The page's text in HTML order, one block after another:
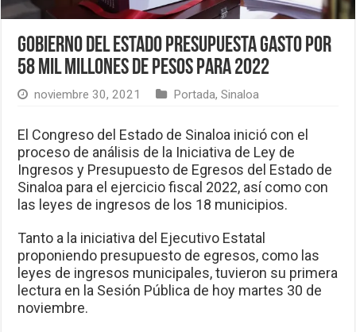
Gobierno del Estado presupuesta gasto por
58 mil millones de pesos para 2022
noviembre 30, 2021 Portada,Sinaloa
El Congreso del Estado de Sinaloa inició con el
proceso de análisis de la Iniciativa de Ley de
Ingresos y Presupuesto de Egresos del Estado de
Sinaloa para el ejercicio fiscal 2022, así como con
las leyes de ingresos de los 18 municipios.
Tanto a la iniciativa del Ejecutivo Estatal
proponiendo presupuesto de egresos, como las
leyes de ingresos municipales, tuvieron su primera
lectura en la Sesión Pública de hoy martes 30 de
noviembre.